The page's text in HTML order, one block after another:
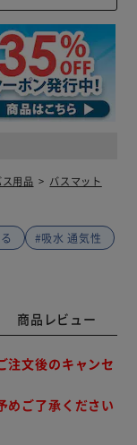
ス用品 バスマット
#吸水 通気性
商品レビュー
注文後のキャンセ
めご了承ください